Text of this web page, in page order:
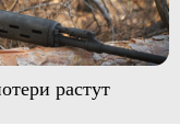
растут